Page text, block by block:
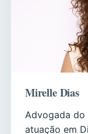
Mirelle Dias
Advogada do
atuação em